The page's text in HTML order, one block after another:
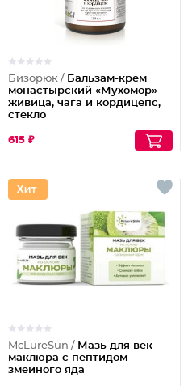
Бизорюк / Бальзам-крем
монастырский «Мухомор»
живица, чага и кордицепс,
стекло
615 ₽
McLureSun / Мазь для век
маклюра с пептидом
змеиного яда